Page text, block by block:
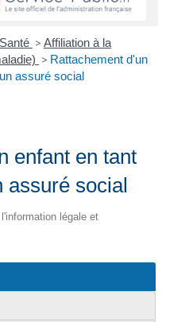
> Affiliation à la
> Rattachement d'un
assuré social
enfant en tant
assuré social
légale et